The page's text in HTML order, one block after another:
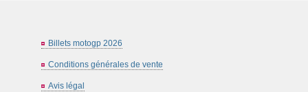
Billets motogp 2026
Conditions générales de vente
Avis légal